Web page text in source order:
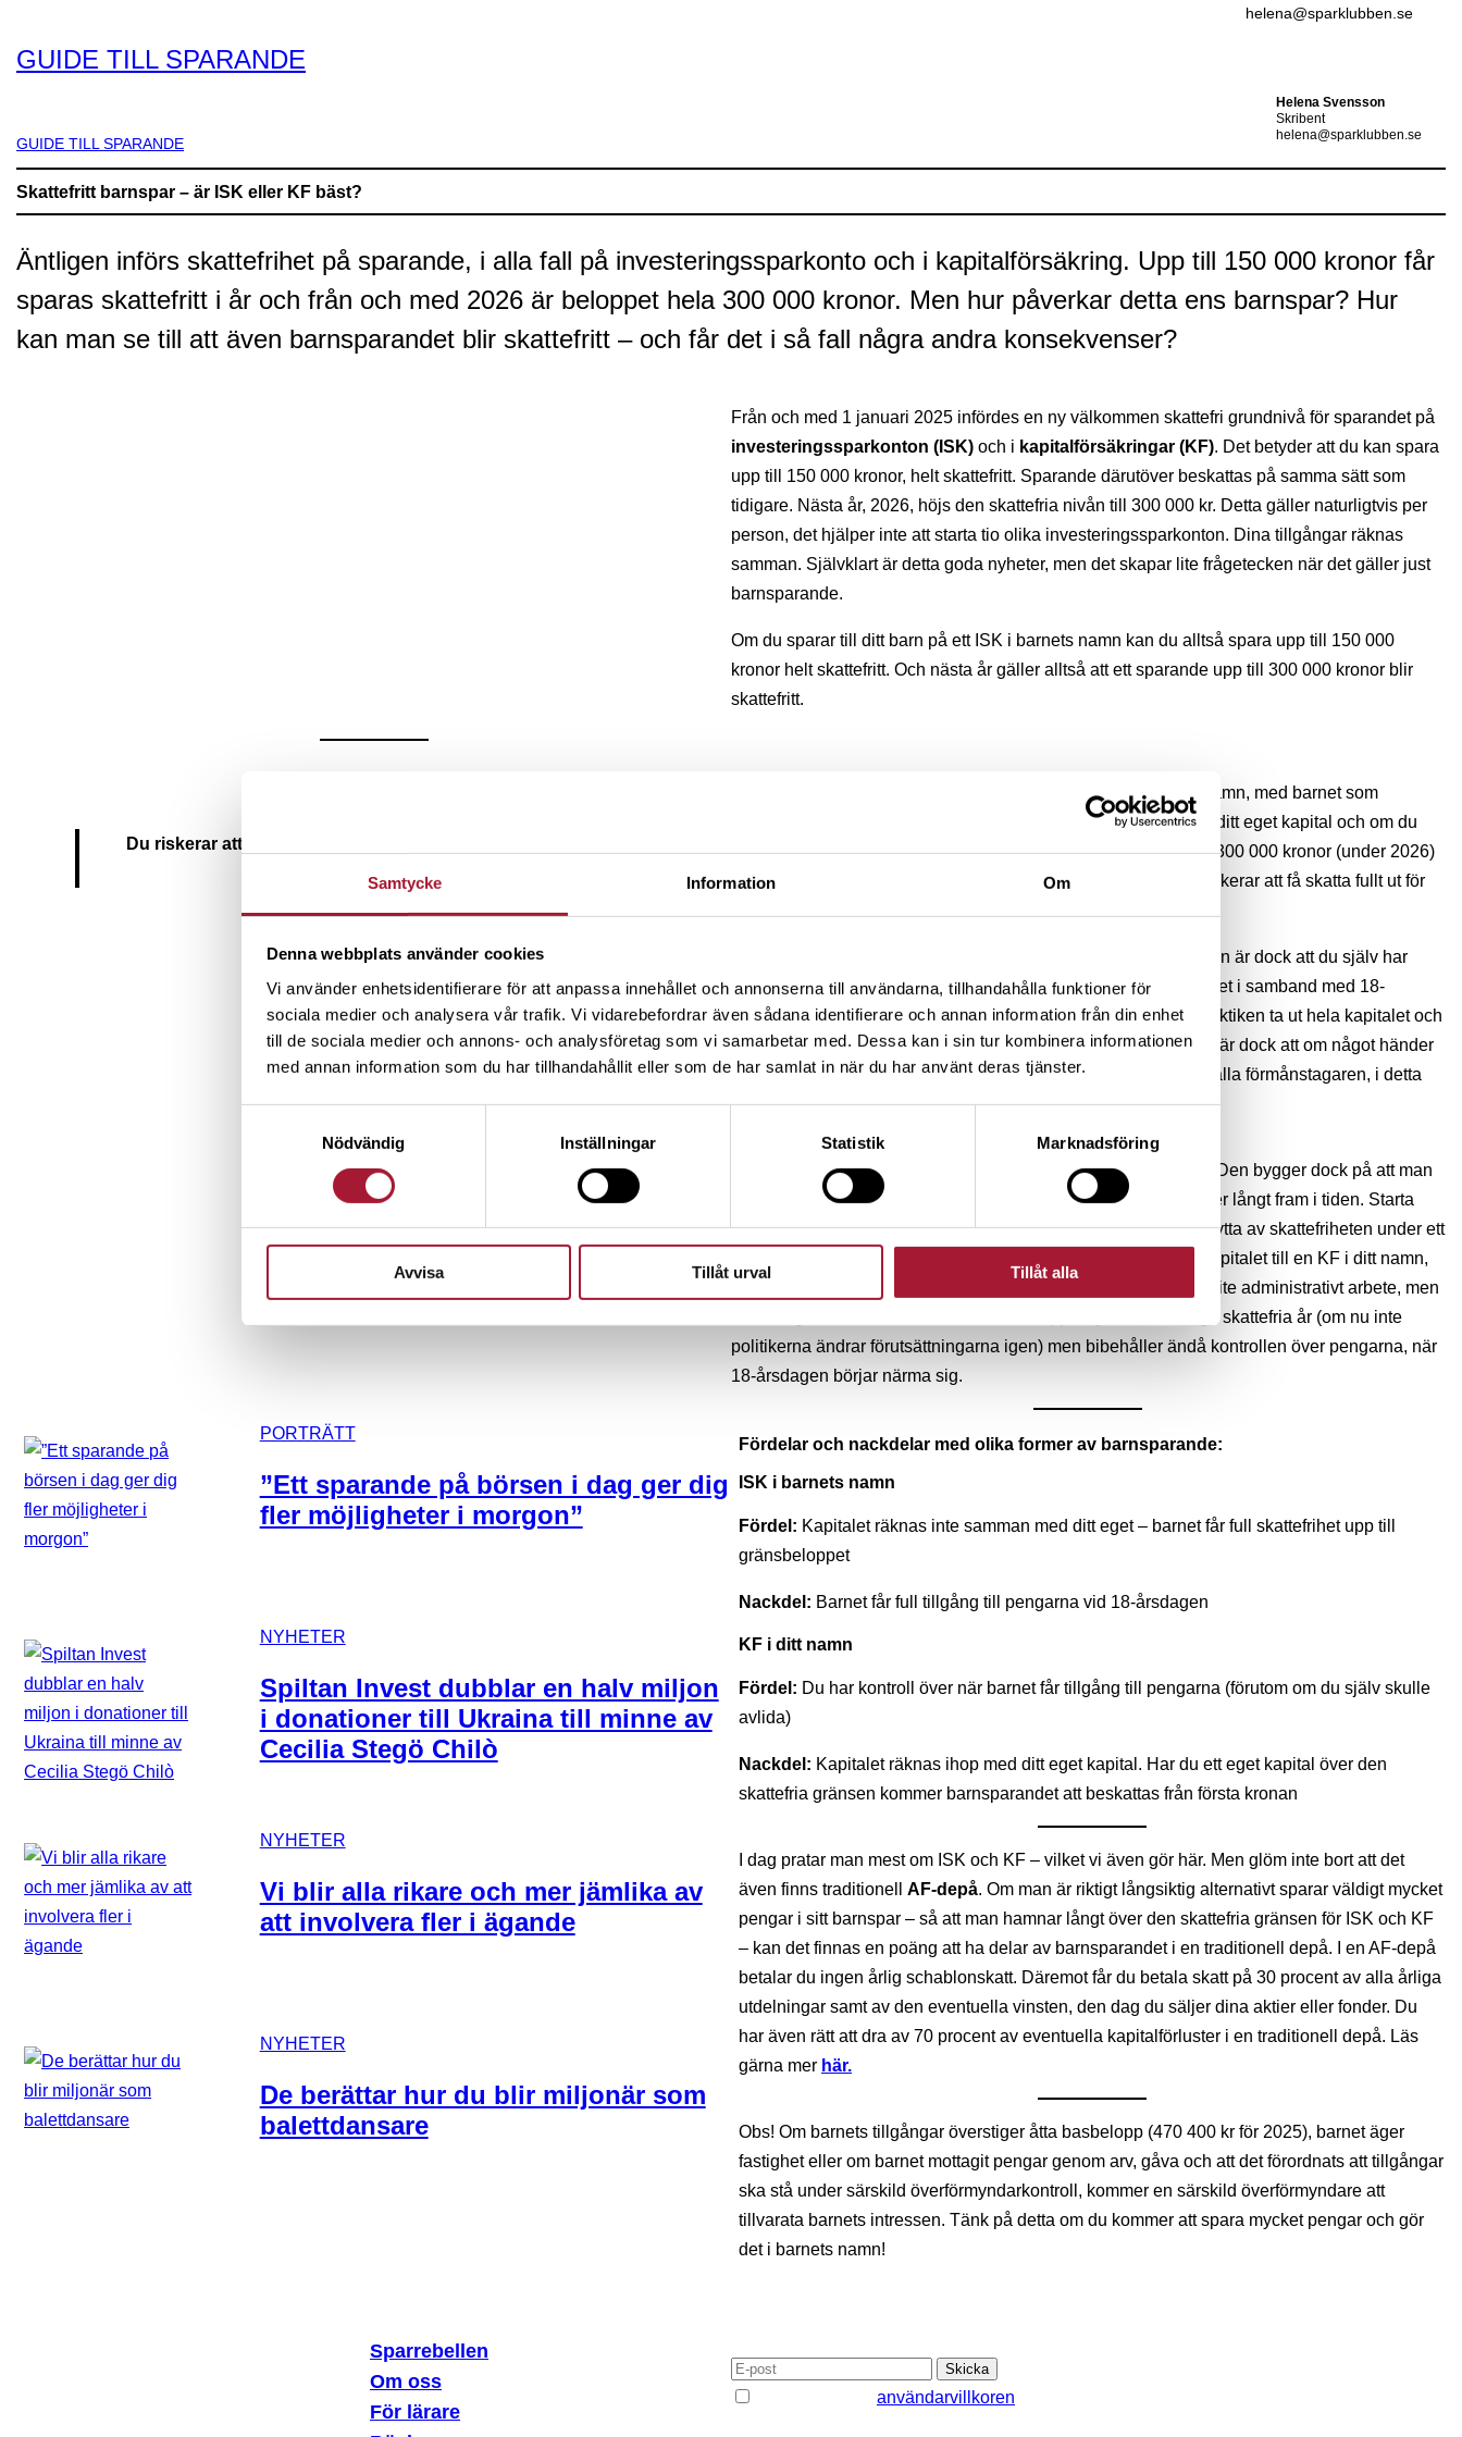
Samtycke Information Om
Denna webbplats använder cookies
Vi använder enhetsidentifierare för att anpassa innehållet och annonserna till användarna, tillhandahålla funktioner för
sociala medier och analysera vår trafik. Vi vidarebefordrar även sådana identifierare och annan information från din enhet
till de sociala medier och annons- och analysföretag som vi samarbetar med. Dessa kan i sin tur kombinera informationen
med annan information som du har tillhandahållit eller som de har samlat in när du har använt deras tjänster.
Nödvändig
Inställningar Statistik Marknadsföring
Avvisa Tillåt urval Tillåt alla
helena@sparklubben.se
GUIDE TILL SPARANDE
GUIDE TILL SPARANDE
Helena Svensson
Skribent
helena@sparklubben.se
Skattefritt barnspar – är ISK eller KF bäst?
Äntligen införs skattefrihet på sparande, i alla fall på investeringssparkonto och i kapitalförsäkring. Upp till 150 000 kronor får
sparas skattefritt i år och från och med 2026 är beloppet hela 300 000 kronor. Men hur påverkar detta ens barnspar? Hur
kan man se till att även barnsparandet blir skattefritt – och får det i så fall några andra konsekvenser?
Från och med 1 januari 2025 infördes en ny välkommen skattefri grundnivå för sparandet på
investerings­spar­konton (ISK) och i kapitalförsäkringar (KF). Det betyder att du kan spara
upp till 150 000 kronor, helt skattefritt. Sparande därutöver beskattas på samma sätt som
tidigare. Nästa år, 2026, höjs den skattefria nivån till 300 000 kr. Detta gäller naturligtvis per
person, det hjälper inte att starta tio olika investeringssparkonton. Dina tillgångar räknas
samman. Självklart är detta goda nyheter, men det skapar lite frågetecken när det gäller just
barnsparande.
Om du sparar till ditt barn på ett ISK i barnets namn kan du alltså spara upp till 150 000
kronor helt skattefritt. Och nästa år gäller alltså att ett sparande upp till 300 000 kronor blir
skattefritt.
Du riskerar att få skatta fullt ut för ditt barnsparande, från första
kronan
Väljer du att spara till ditt barn i en kapitalförsäkring i ditt eget namn, med barnet som
förmånstagare, kommer kapitalet dock att räknas samman med ditt eget kapital och om du
själv har tillgångar över 150 000 kronor (under 2025) eller över 300 000 kronor (under 2026)
går barnsparandet alltså miste om den nya skattefriheten. Du riskerar att få skatta fullt ut för
Fördelen med att lägga ditt barnsparande i en KF i ditt eget namn är dock att du själv har
kontroll över kapitalet. Ägandet övergår inte automatiskt till barnet i samband med 18-
årsdagen. Har du valt en ISK i barnets namn kan personen i praktiken ta ut hela kapitalet och
åka till Magaluf dagen han eller hon fyller 18 år. Värt att påpeka är dock att om något händer
dig och du avlider kommer kapitalet i kapitalförsäkringen att tillfalla förmånstagaren, i detta
fall barnet.
Det finns en tänkbar lösning för att åtnjuta maximal skattefrihet. Den bygger dock på att man
är lite om sig och kring sig och inte glömmer bort viktiga uppgifter långt fram i tiden. Starta
först ett barnsparande på ISK i barnets namn. Dra därefter full nytta av skattefriheten under ett
visst antal år. När 18-årsdagen närmar sig flyttar du över hela kapitalet till en KF i ditt namn,
men med barnet som förmånstagare. Detta innebär naturligtvis lite administrativt arbete, men
är ändå görbart. På det sättet har du förhoppningsvis fått många skattefria år (om nu inte
politikerna ändrar förutsättningarna igen) men bibehåller ändå kontrollen över pengarna, när
18-årsdagen börjar närma sig.
PORTRÄTT
”Ett sparande på börsen i dag ger dig
fler möjligheter i morgon”
NYHETER
Spiltan Invest dubblar en halv miljon
i donationer till Ukraina till minne av
Cecilia Stegö Chilò
NYHETER
Vi blir alla rikare och mer jämlika av
att involvera fler i ägande
NYHETER
De berättar hur du blir miljonär som
balettdansare
Fördelar och nackdelar med olika former av barnsparande:
ISK i barnets namn
Fördel: Kapitalet räknas inte samman med ditt eget – barnet får full skattefrihet upp till
gränsbeloppet
Nackdel: Barnet får full tillgång till pengarna vid 18-årsdagen
KF i ditt namn
Fördel: Du har kontroll över när barnet får tillgång till pengarna (förutom om du själv skulle
avlida)
Nackdel: Kapitalet räknas ihop med ditt eget kapital. Har du ett eget kapital över den
skattefria gränsen kommer barnsparandet att beskattas från första kronan
I dag pratar man mest om ISK och KF – vilket vi även gör här. Men glöm inte bort att det
även finns traditionellAF-depå. Om man är riktigt långsiktig alternativt sparar väldigt mycket
pengar i sitt barnspar – så att man hamnar långt över den skattefria gränsen för ISK och KF
– kan det finnas en poäng att ha delar av barnsparandet i en traditionell depå. I en AF-depå
betalar du ingen årlig schablonskatt. Däremot får du betala skatt på 30 procent av alla årliga
utdelningar samt av den eventuella vinsten, den dag du säljer dina aktier eller fonder. Du
har även rätt att dra av 70 procent av eventuella kapitalförluster i en traditionell depå. Läs
gärna mer här.
Obs! Om barnets tillgångar överstiger åtta basbelopp (470 400 kr för 2025), barnet äger
fastighet eller om barnet mottagit pengar genom arv, gåva och att det förordnats att tillgångar
ska stå under särskild överförmyndarkontroll, kommer en särskild överförmyndare att
tillvarata barnets intressen. Tänk på detta om du kommer att spara mycket pengar och gör
det i barnets namn!
Sparrebellen
Om oss
För lärare
användarvillkoren